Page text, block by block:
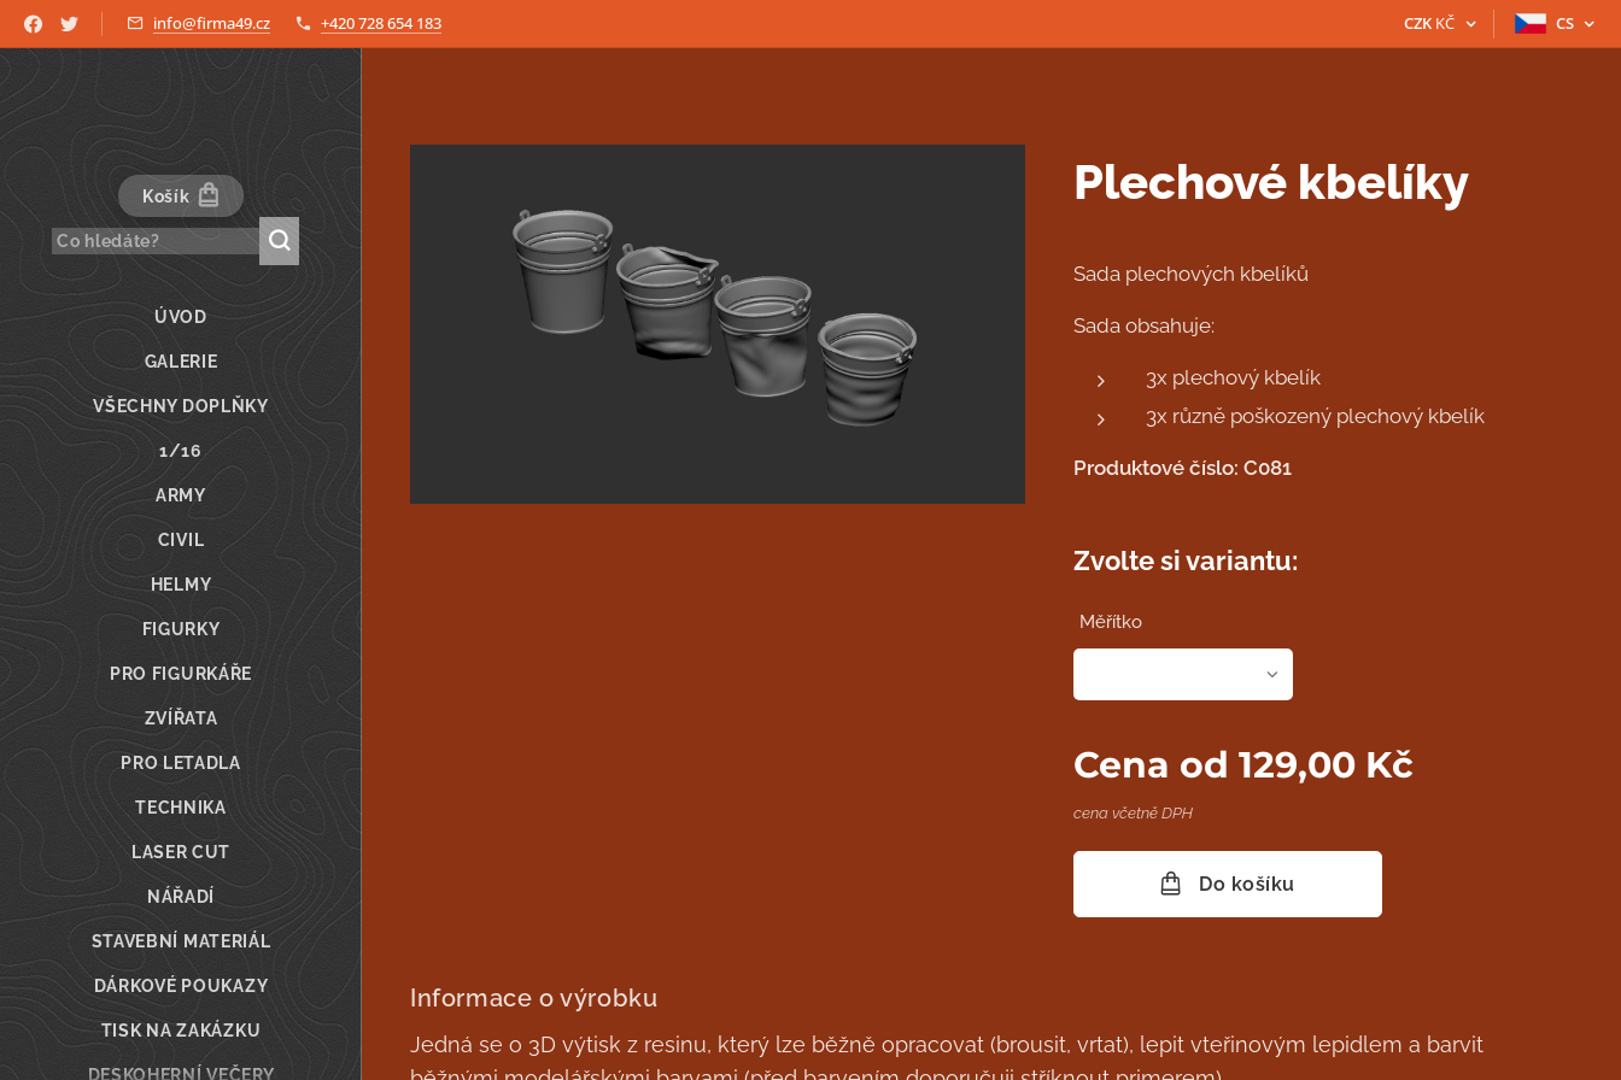
info@firma49.cz +420 728 654 183 CZK KČ CS
Košík
ÚVOD
GALERIE
VŠECHNY DOPLŇKY
1/16
ARMY
CIVIL
HELMY
FIGURKY
PRO FIGURKÁŘE
ZVÍŘATA
PRO LETADLA
TECHNIKA
LASER CUT
NÁŘADÍ
STAVEBNÍ MATERIÁL
DÁRKOVÉ POUKAZY
TISK NA ZAKÁZKU
DESKOHERNÍ VEČERY
Plechové kbelíky
Sada plechových kbelíků
Sada obsahuje:
3x plechový kbelík
3x různě poškozený plechový kbelík
Produktové číslo: C081
Zvolte si variantu:
Měřítko
Cena od129,00 Kč
cena včetně DPH
Do košíku
Informace o výrobku
Jedná se o 3D výtisk z resinu, který lze běžně opracovat (brousit, vrtat), lepit vteřinovým lepidlem a barvit